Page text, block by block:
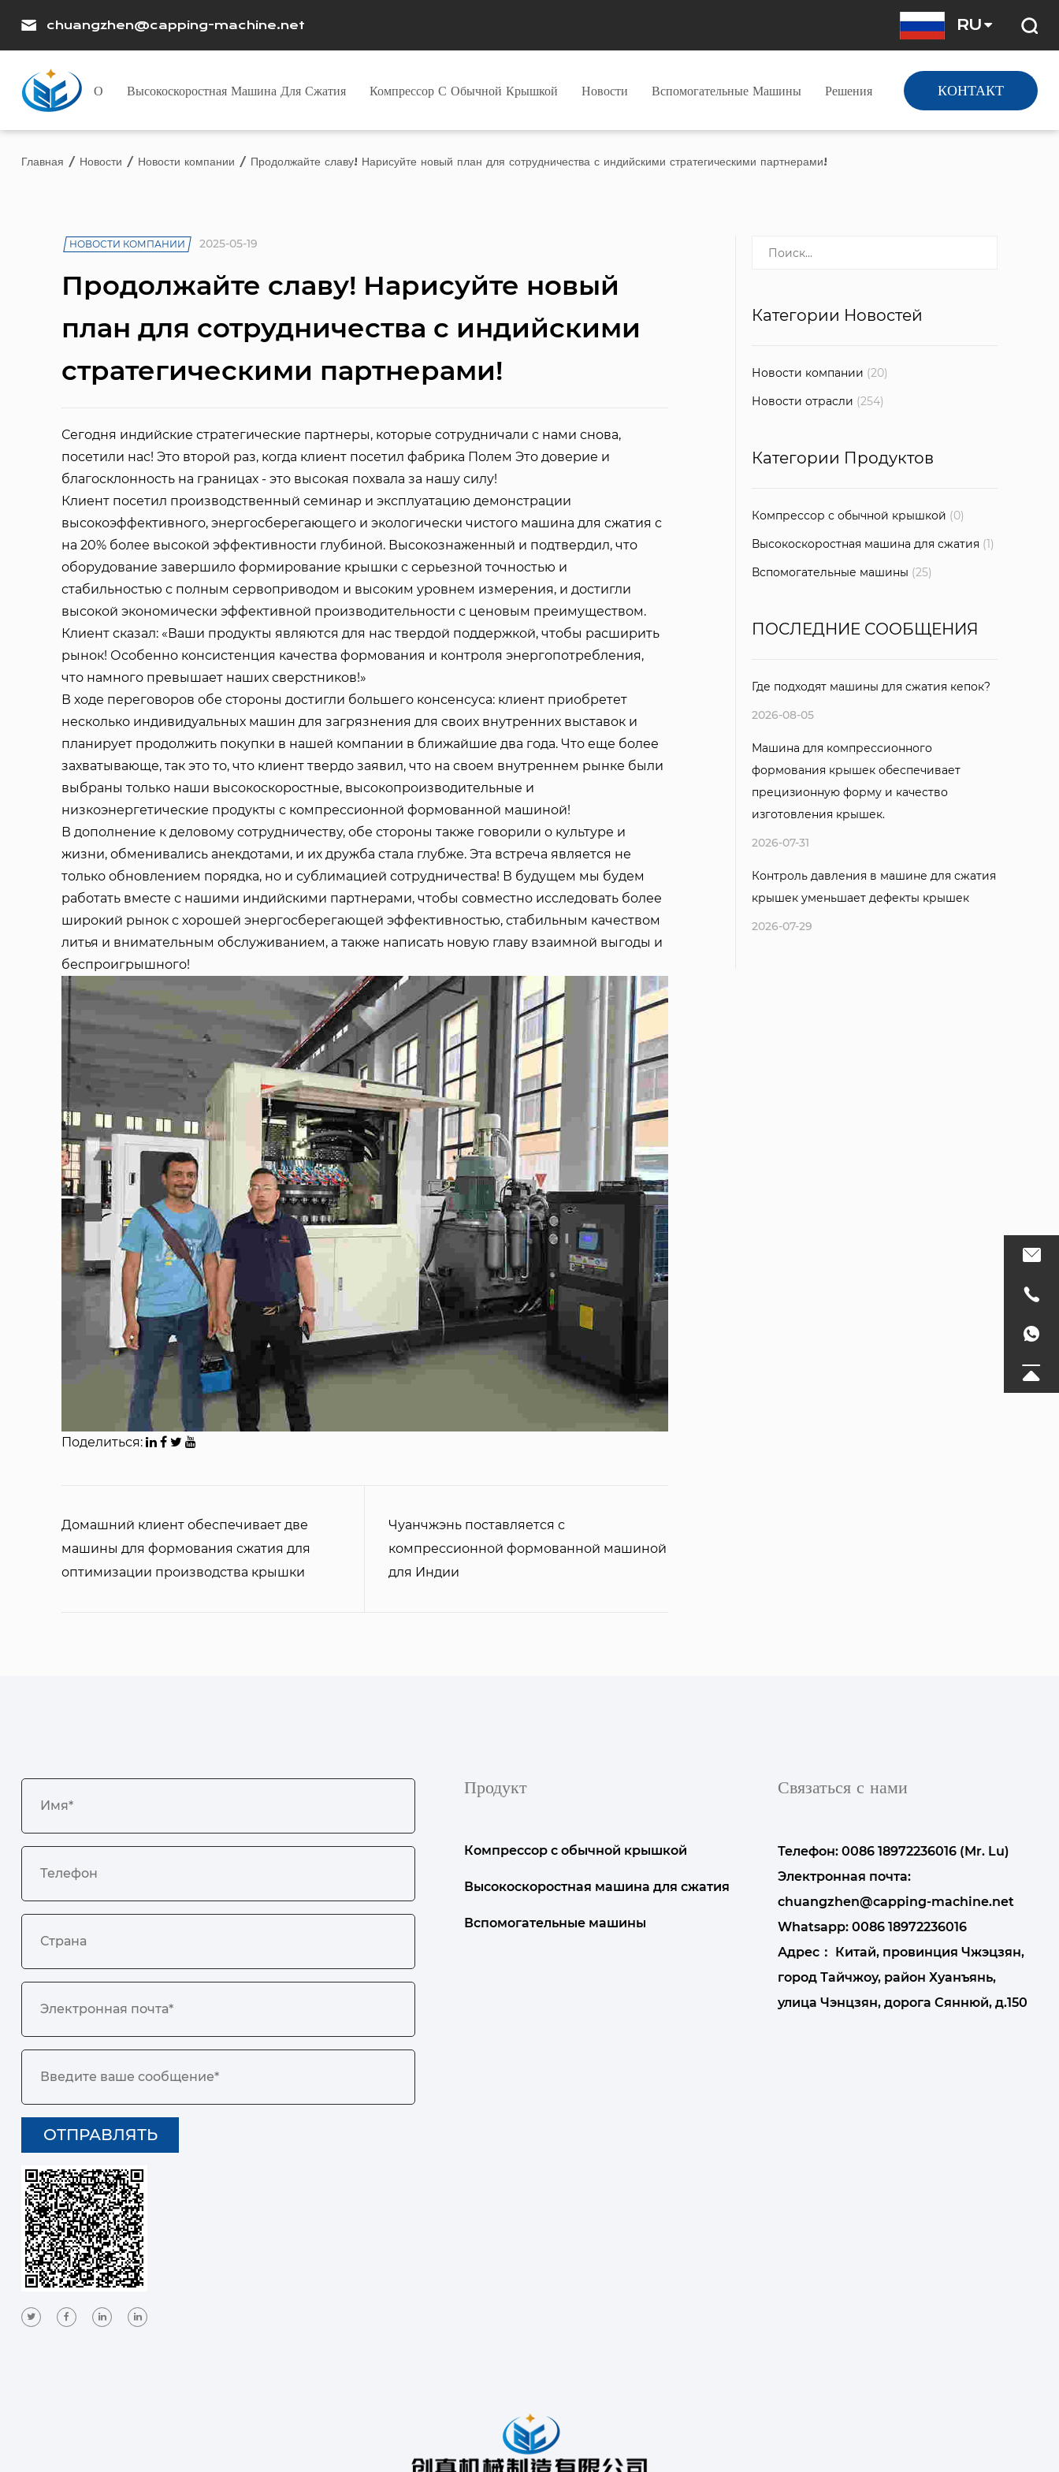
chuangzhen@capping-machine.net RU
О Высокоскоростная Машина Для Сжатия Компрессор С Обычной Крышкой Новости Вспомогательные Машины Решения КОНТАКТ
Главная / Новости / Новости компании / Продолжайте славу! Нарисуйте новый план для сотрудничества с индийскими стратегическими партнерами!
Категории Новостей
Новости компании (20)
Новости отрасли (254)
Категории Продуктов
Компрессор с обычной крышкой (0)
Высокоскоростная машина для сжатия (1)
Вспомогательные машины (25)
ПОСЛЕДНИЕ СООБЩЕНИЯ
Где подходят машины для сжатия кепок?
2026-08-05
Машина для компрессионного
формования крышек обеспечивает
прецизионную форму и качество
изготовления крышек.
2026-07-31
Контроль давления в машине для сжатия
крышек уменьшает дефекты крышек
2026-07-29
НОВОСТИ КОМПАНИИ 2025-05-19
Продолжайте славу! Нарисуйте новый
план для сотрудничества с индийскими
стратегическими партнерами!
Сегодня индийские стратегические партнеры, которые сотрудничали с нами снова,
посетили нас! Это второй раз, когда клиент посетилфабрика Полем Это доверие и
благосклонность на границах - это высокая похвала за нашу силу!
Клиент посетил производственный семинар и эксплуатацию демонстрации
высокоэффективного, энергосберегающего и экологически чистого машина для сжатияс
на 20% более высокой эффективности глубиной. Высокознаженный и подтвердил, что
оборудование завершило формирование крышки с серьезной точностью и
стабильностью с полным сервоприводом и высоким уровнем измерения, и достигли
высокой экономически эффективной производительности с ценовым преимуществом.
Клиент сказал: «Ваши продукты являются для нас твердой поддержкой, чтобы расширить
рынок! Особенно консистенция качества формования и контроля энергопотребления,
что намного превышает наших сверстников!»
В ходе переговоров обе стороны достигли большего консенсуса: клиент приобретет
несколько индивидуальных машин для загрязнения для своих внутренних выставок и
планирует продолжить покупки в нашей компании в ближайшие два года. Что еще более
захватывающе, так это то, что клиент твердо заявил, что на своем внутреннем рынке были
выбраны только наши высокоскоростные, высокопроизводительные и
низкоэнергетические продукты с компрессионной формованной машиной!
В дополнение к деловому сотрудничеству, обе стороны также говорили о культуре и
жизни, обменивались анекдотами, и их дружба стала глубже. Эта встреча является не
только обновлением порядка, но и сублимацией сотрудничества! В будущем мы будем
работать вместе с нашими индийскими партнерами, чтобы совместно исследовать более
широкий рынок с хорошей энергосберегающей эффективностью, стабильным качеством
литья и внимательным обслуживанием, а также написать новую главу взаимной выгоды и
беспроигрышного!
Поделиться:
Домашний клиент обеспечивает две
машины для формования сжатия для
оптимизации производства крышки
Чуанчжэнь поставляется с
компрессионной формованной машиной
для Индии
Продукт
Компрессор с обычной крышкой
Высокоскоростная машина для сжатия
Вспомогательные машины
Связаться с нами
Телефон: 0086 18972236016 (Mr. Lu)
Электронная почта:
chuangzhen@capping-machine.net
Whatsapp: 0086 18972236016
Адрес： Китай, провинция Чжэцзян,
город Тайчжоу, район Хуанъянь,
улица Чэнцзян, дорога Сяннюй, д.150